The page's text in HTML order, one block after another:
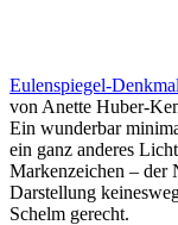
Eulenspiegel-Denkmal
von Anette Huber-
Ein wunderbar
ein ganz anderes
Markenzeichen – der
Darstellung
Schelm gerecht.